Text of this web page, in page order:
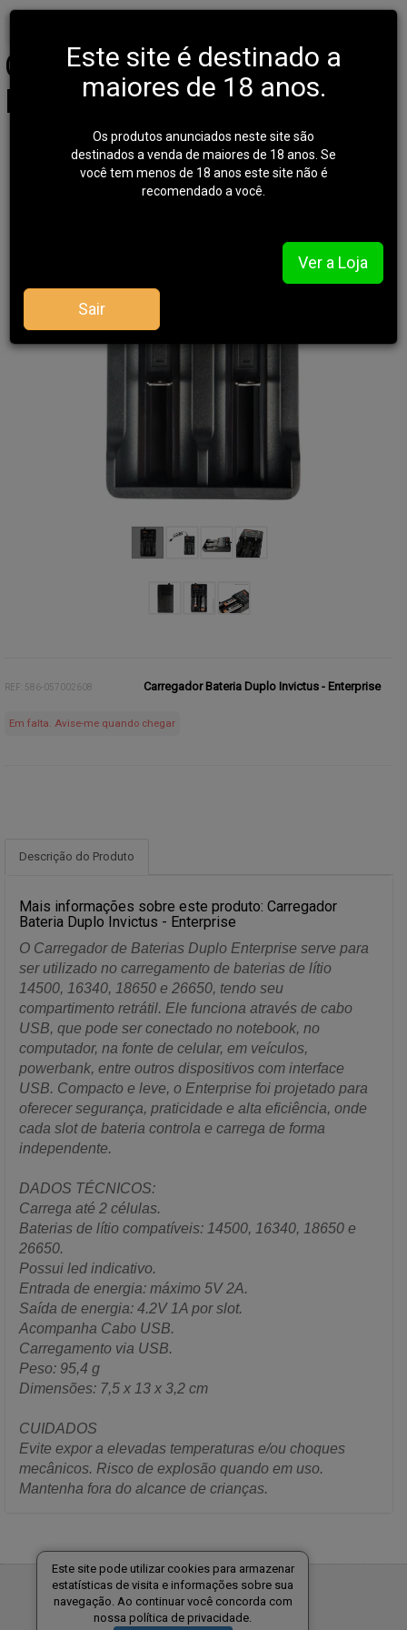
Carregador Bateria Duplo
Invictus - Enterprise
REF: 586-057002608 Carregador Bateria Duplo Invictus - Enterprise
Em falta. Avise-me quando chegar
Descrição do Produto
Mais informações sobre este produto: Carregador
Bateria Duplo Invictus - Enterprise
O Carregador de Baterias Duplo Enterprise serve para
ser utilizado no carregamento de baterias de lítio
14500, 16340, 18650 e 26650, tendo seu
compartimento retrátil. Ele funciona através de cabo
USB, que pode ser conectado no notebook, no
computador, na fonte de celular, em veículos,
powerbank, entre outros dispositivos com interface
USB. Compacto e leve, o Enterprise foi projetado para
oferecer segurança, praticidade e alta eficiência, onde
cada slot de bateria controla e carrega de forma
independente.
DADOS TÉCNICOS:
Carrega até 2 células.
Baterias de lítio compatíveis: 14500, 16340, 18650 e
26650.
Possui led indicativo.
Entrada de energia: máximo 5V 2A.
Saída de energia: 4.2V 1A por slot.
Acompanha Cabo USB.
Carregamento via USB.
Peso: 95,4 g
Dimensões: 7,5 x 13 x 3,2 cm
CUIDADOS
Evite expor a elevadas temperaturas e/ou choques
mecânicos. Risco de explosão quando em uso.
Mantenha fora do alcance de crianças.
Tecnologia:
Este site é destinado a
maiores de 18 anos.
Os produtos anunciados neste site são
destinados a venda de maiores de 18 anos. Se
você tem menos de 18 anos este site não é
recomendado a você.
Ver a Loja
Sair
Este site pode utilizar cookies para armazenar
estatísticas de visita e informações sobre sua
navegação. Ao continuar você concorda com
nossa política de privacidade.